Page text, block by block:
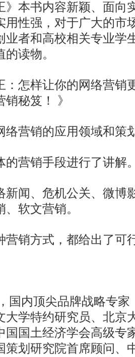
本书内容新颖、面向
用性强，对于广大的市
业者和高校相关专业学
读物。
怎样让你的网络营销
秘笈！ 》
销的应用领域和策
销手段进行了讲解
、危机公关、微博
软文营销。
方式，都给出了可
顶尖品牌战略专家，
大学特约研究员、北京
国国土经济学会高级专
策划研究院首席顾问、